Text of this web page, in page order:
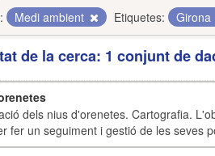
Medi ambient Etiquetes: Girona
de la cerca: 1 conjunt de
dels nius d'orenetes. Cartografia.
fer un seguiment i gestió de les seves